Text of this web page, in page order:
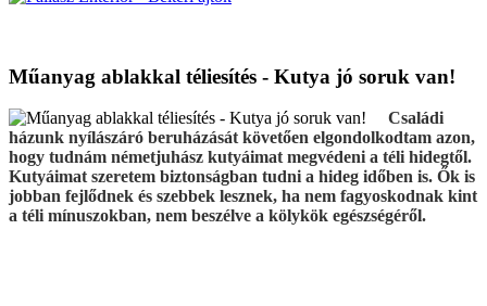
Műanyag ablakkal téliesítés - Kutya jó soruk van!
Családi
házunk nyílászáró beruházását követően elgondolkodtam azon,
hogy tudnám németjuhász kutyáimat megvédeni a téli hidegtől.
Kutyáimat szeretem biztonságban tudni a hideg időben is. Ők is
jobban fejlődnek és szebbek lesznek, ha nem fagyoskodnak kint
a téli mínuszokban, nem beszélve a kölykök egészségéről.